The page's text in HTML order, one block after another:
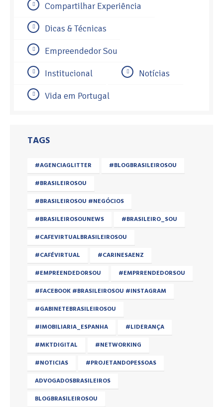
Compartilhar Experiência
Dicas & Técnicas
Empreendedor Sou
Institucional Notícias
Vida em Portugal
TAGS
#AGENCIAGLITTER
#BLOGBRASILEIROSOU
#BRASILEIROSOU
#BRASILEIROSOU #NEGÓCIOS
#BRASILEIROSOUNEWS
#BRASILEIRO_SOU
#CAFEVIRTUALBRASILEIROSOU
#CAFÉVIRTUAL
#CARINESAENZ
#EMPREENDEDORSOU
#EMPRRENDEDORSOU
#FACEBOOK #BRASILEIROSOU #INSTAGRAM
#GABINETEBRASILEIROSOU
#IMOBILIARIA_ESPANHA
#LIDERANÇA
#MKTDIGITAL
#NETWORKING
#NOTICIAS
#PROJETANDOPESSOAS
ADVOGADOSBRASILEIROS
BLOGBRASILEIROSOU